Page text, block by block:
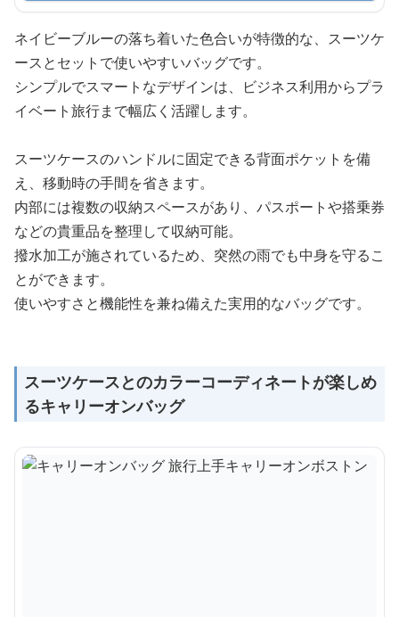
ネイビーブルーの落ち着いた色合いが特徴的な、スーツケ
ースとセットで使いやすいバッグです。
シンプルでスマートなデザインは、ビジネス利用からプラ
イベート旅行まで幅広く活躍します。
スーツケースのハンドルに固定できる背面ポケットを備
え、移動時の手間を省きます。
内部には複数の収納スペースがあり、パスポートや搭乗券
などの貴重品を整理して収納可能。
撥水加工が施されているため、突然の雨でも中身を守るこ
とができます。
使いやすさと機能性を兼ね備えた実用的なバッグです。
スーツケースとのカラーコーディネートが楽しめ
るキャリーオンバッグ